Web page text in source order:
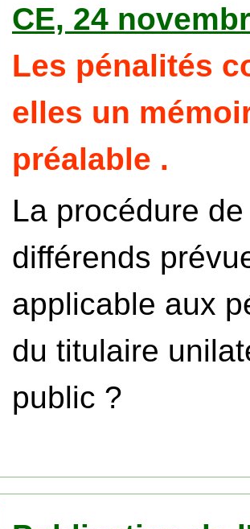
CE, 24
Les pénalités
elles un
préalable .
La procédure
différends
applicable aux
du titulaire
public ?